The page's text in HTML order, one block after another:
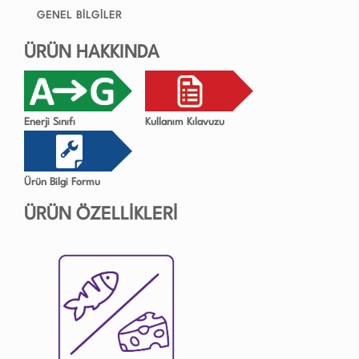
GENEL BİLGİLER
ÜRÜN HAKKINDA
Enerji Sınıfı Kullanım Kılavuzu
Ürün Bilgi Formu
ÜRÜN ÖZELLİKLERİ